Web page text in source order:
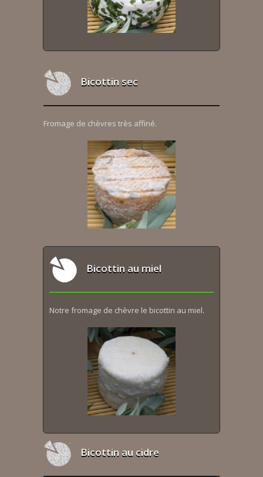
Bicottin sec
Fromage de chèvres très affiné.
Bicottin au miel
Notre fromage de chèvre le bicottin au miel.
Bicottin au cidre